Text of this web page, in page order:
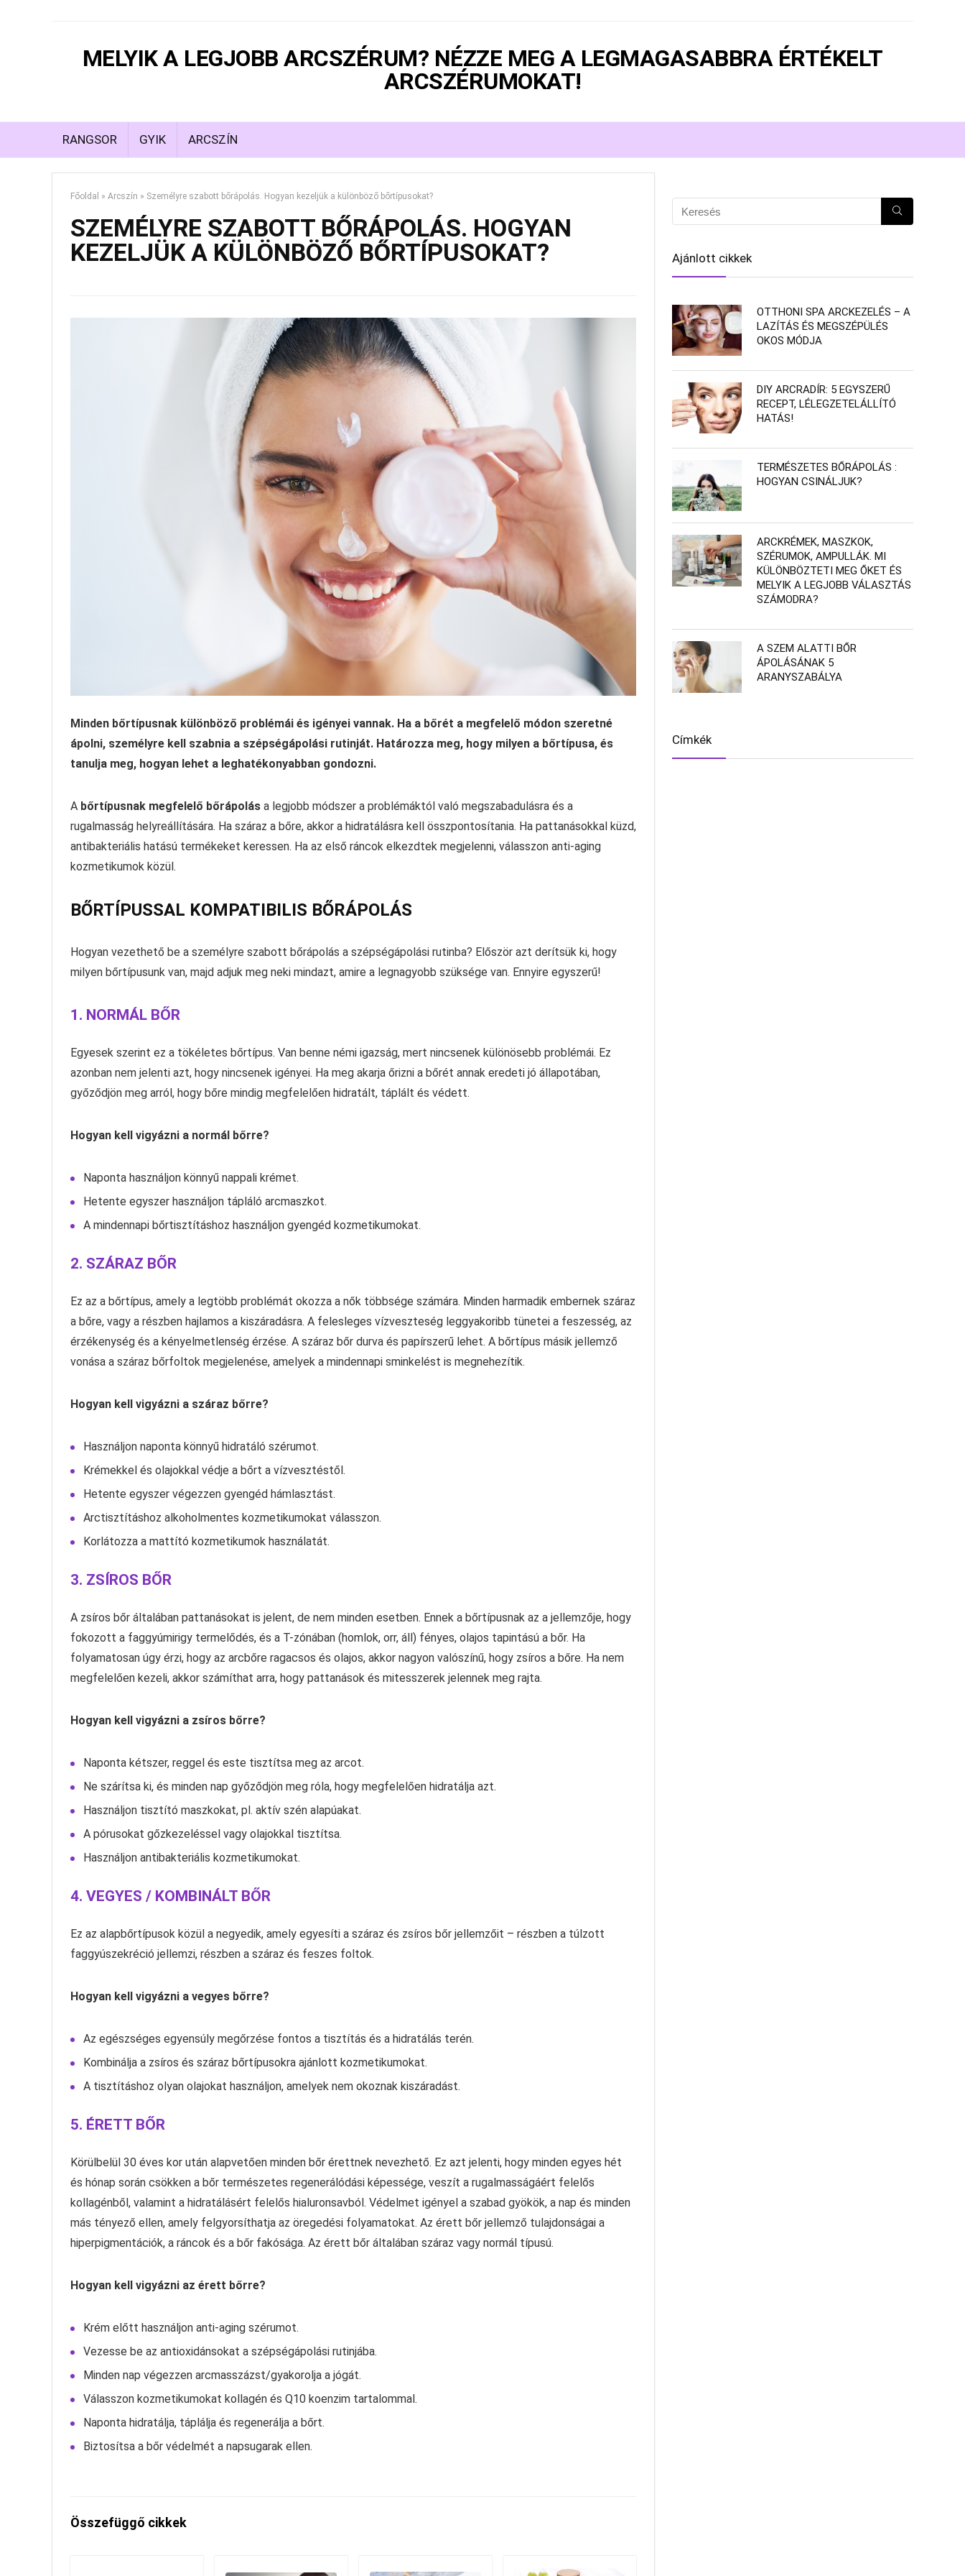
MELYIK A LEGJOBB ARCSZÉRUM? NÉZZE MEG A LEGMAGASABBRA ÉRTÉKELT
ARCSZÉRUMOKAT!
RANGSOR GYIK ARCSZÍN
Főoldal » Arcszín » Személyre szabott bőrápolás. Hogyan kezeljük a különböző bőrtípusokat?
SZEMÉLYRE SZABOTT BŐRÁPOLÁS. HOGYAN
KEZELJÜK A KÜLÖNBÖZŐ BŐRTÍPUSOKAT?
Minden bőrtípusnak különböző problémái és igényei vannak. Ha a bőrét a megfelelő módon szeretné
ápolni, személyre kell szabnia a szépségápolási rutinját. Határozza meg, hogy milyen a bőrtípusa, és
tanulja meg, hogyan lehet a leghatékonyabban gondozni.
A bőrtípusnak megfelelő bőrápolás a legjobb módszer a problémáktól való megszabadulásra és a
rugalmasság helyreállítására. Ha száraz a bőre, akkor a hidratálásra kell összpontosítania. Ha pattanásokkal küzd,
antibakteriális hatású termékeket keressen. Ha az első ráncok elkezdtek megjelenni, válasszon anti-aging
kozmetikumok közül.
BŐRTÍPUSSAL KOMPATIBILIS BŐRÁPOLÁS
Hogyan vezethető be a személyre szabott bőrápolás a szépségápolási rutinba? Először azt derítsük ki, hogy
milyen bőrtípusunk van, majd adjuk meg neki mindazt, amire a legnagyobb szüksége van. Ennyire egyszerű!
1. NORMÁL BŐR
Egyesek szerint ez a tökéletes bőrtípus. Van benne némi igazság, mert nincsenek különösebb problémái. Ez
azonban nem jelenti azt, hogy nincsenek igényei. Ha meg akarja őrizni a bőrét annak eredeti jó állapotában,
győződjön meg arról, hogy bőre mindig megfelelően hidratált, táplált és védett.
Hogyan kell vigyázni a normál bőrre?
Naponta használjon könnyű nappali krémet.
Hetente egyszer használjon tápláló arcmaszkot.
A mindennapi bőrtisztításhoz használjon gyengéd kozmetikumokat.
2. SZÁRAZ BŐR
Ez az a bőrtípus, amely a legtöbb problémát okozza a nők többsége számára. Minden harmadik embernek száraz
a bőre, vagy a részben hajlamos a kiszáradásra. A felesleges vízveszteség leggyakoribb tünetei a feszesség, az
érzékenység és a kényelmetlenség érzése. A száraz bőr durva és papírszerű lehet. A bőrtípus másik jellemző
vonása a száraz bőrfoltok megjelenése, amelyek a mindennapi sminkelést is megnehezítik.
Hogyan kell vigyázni a száraz bőrre?
Használjon naponta könnyű hidratáló szérumot.
Krémekkel és olajokkal védje a bőrt a vízvesztéstől.
Hetente egyszer végezzen gyengéd hámlasztást.
Arctisztításhoz alkoholmentes kozmetikumokat válasszon.
Korlátozza a mattító kozmetikumok használatát.
3. ZSÍROS BŐR
A zsíros bőr általában pattanásokat is jelent, de nem minden esetben. Ennek a bőrtípusnak az a jellemzője, hogy
fokozott a faggyúmirigy termelődés, és a T-zónában (homlok, orr, áll) fényes, olajos tapintású a bőr. Ha
folyamatosan úgy érzi, hogy az arcbőre ragacsos és olajos, akkor nagyon valószínű, hogy zsíros a bőre. Ha nem
megfelelően kezeli, akkor számíthat arra, hogy pattanások és mitesszerek jelennek meg rajta.
Hogyan kell vigyázni a zsíros bőrre?
Naponta kétszer, reggel és este tisztítsa meg az arcot.
Ne szárítsa ki, és minden nap győződjön meg róla, hogy megfelelően hidratálja azt.
Használjon tisztító maszkokat, pl. aktív szén alapúakat.
A pórusokat gőzkezeléssel vagy olajokkal tisztítsa.
Használjon antibakteriális kozmetikumokat.
4. VEGYES / KOMBINÁLT BŐR
Ez az alapbőrtípusok közül a negyedik, amely egyesíti a száraz és zsíros bőr jellemzőit – részben a túlzott
faggyúszekréció jellemzi, részben a száraz és feszes foltok.
Hogyan kell vigyázni a vegyes bőrre?
Az egészséges egyensúly megőrzése fontos a tisztítás és a hidratálás terén.
Kombinálja a zsíros és száraz bőrtípusokra ajánlott kozmetikumokat.
A tisztításhoz olyan olajokat használjon, amelyek nem okoznak kiszáradást.
5. ÉRETT BŐR
Körülbelül 30 éves kor után alapvetően minden bőr érettnek nevezhető. Ez azt jelenti, hogy minden egyes hét
és hónap során csökken a bőr természetes regenerálódási képessége, veszít a rugalmasságáért felelős
kollagénből, valamint a hidratálásért felelős hialuronsavból. Védelmet igényel a szabad gyökök, a nap és minden
más tényező ellen, amely felgyorsíthatja az öregedési folyamatokat. Az érett bőr jellemző tulajdonságai a
hiperpigmentációk, a ráncok és a bőr fakósága. Az érett bőr általában száraz vagy normál típusú.
Hogyan kell vigyázni az érett bőrre?
Krém előtt használjon anti-aging szérumot.
Vezesse be az antioxidánsokat a szépségápolási rutinjába.
Minden nap végezzen arcmasszázst/gyakorolja a jógát.
Válasszon kozmetikumokat kollagén és Q10 koenzim tartalommal.
Naponta hidratálja, táplálja és regenerálja a bőrt.
Biztosítsa a bőr védelmét a napsugarak ellen.
Összefüggő cikkek
Ajánlott cikkek
OTTHONI SPA ARCKEZELÉS – A
LAZÍTÁS ÉS MEGSZÉPÜLÉS
OKOS MÓDJA
DIY ARCRADÍR: 5 EGYSZERŰ
RECEPT, LÉLEGZETELÁLLÍTÓ
HATÁS!
TERMÉSZETES BŐRÁPOLÁS :
HOGYAN CSINÁLJUK?
ARCKRÉMEK, MASZKOK,
SZÉRUMOK, AMPULLÁK. MI
KÜLÖNBÖZTETI MEG ŐKET ÉS
MELYIK A LEGJOBB VÁLASZTÁS
SZÁMODRA?
A SZEM ALATTI BŐR
ÁPOLÁSÁNAK 5
ARANYSZABÁLYA
Címkék